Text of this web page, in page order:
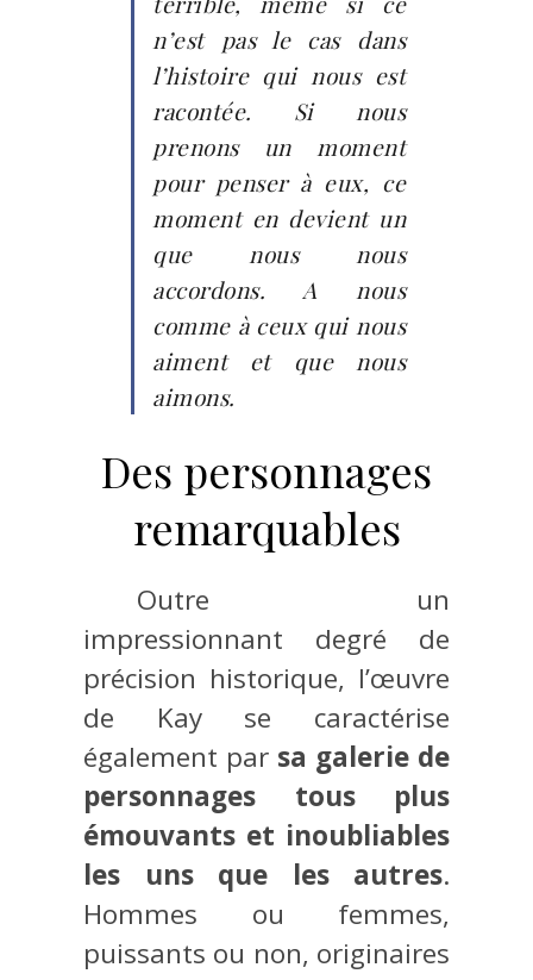
n’est pas le cas dans
l’histoire qui nous est
racontée. Si nous
prenons un moment
pour penser à eux, ce
moment en devient un
que nous nous
accordons. A nous
comme à ceux qui nous
aiment et que nous
aimons.
Des personnages
remarquables
Outre un
impressionnant degré de
précision historique, l’œuvre
de Kay se caractérise
également par sa galerie de
personnages tous plus
émouvants et inoubliables
les uns que les autres.
Hommes ou femmes,
puissants ou non, originaires